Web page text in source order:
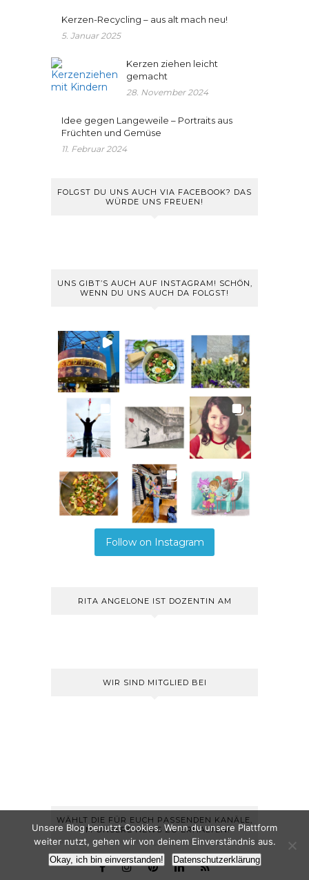
Kerzen-Recycling – aus alt mach neu!
5. Januar 2025
Kerzen ziehen leicht
gemacht
28. November 2024
Idee gegen Langeweile – Portraits aus
Früchten und Gemüse
11. Februar 2024
FOLGST DU UNS AUCH VIA FACEBOOK? DAS
WÜRDE UNS FREUEN!
UNS GIBT’S AUCH AUF INSTAGRAM! SCHÖN,
WENN DU UNS AUCH DA FOLGST!
Follow on Instagram
RITA ANGELONE IST DOZENTIN AM
WIR SIND MITGLIED BEI
WÄHLT DIE FÜR EUCH PASSENDEN KANÄLE,
UM UNSERE NEWS ZU ERHALTEN!
Unsere Blog benutzt Cookies. Wenn du unsere Plattform
weiter nutzt, gehen wir von deinem Einverständnis aus.
Okay, ich bin einverstanden! Datenschutzerklärung